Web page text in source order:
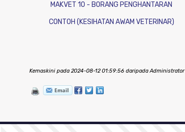
MAKVET 10 - BORANG PENGHANTARAN
CONTOH (KESIHATAN AWAM VETERINAR)
Kemaskini pada 2024-08-12 01:59:56 daripada Administrator